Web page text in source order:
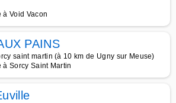
Void Vacon
PAINS
saint martin (à 10 km de Ugny sur Meuse)
Sorcy Saint Martin